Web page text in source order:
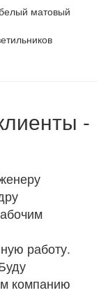
матовый
-
работу.
компанию